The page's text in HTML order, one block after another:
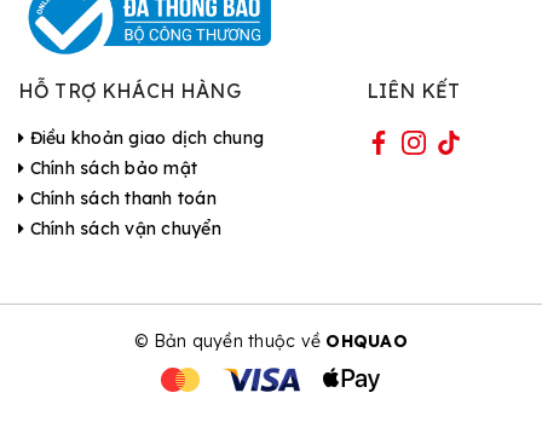
HỖ TRỢ KHÁCH HÀNG
Điều khoản giao dịch chung
Chính sách bảo mật
Chính sách thanh toán
Chính sách vận chuyển
LIÊN KẾT
© Bản quyền thuộc về OHQUAO
| Cung cấp bởi Sapo